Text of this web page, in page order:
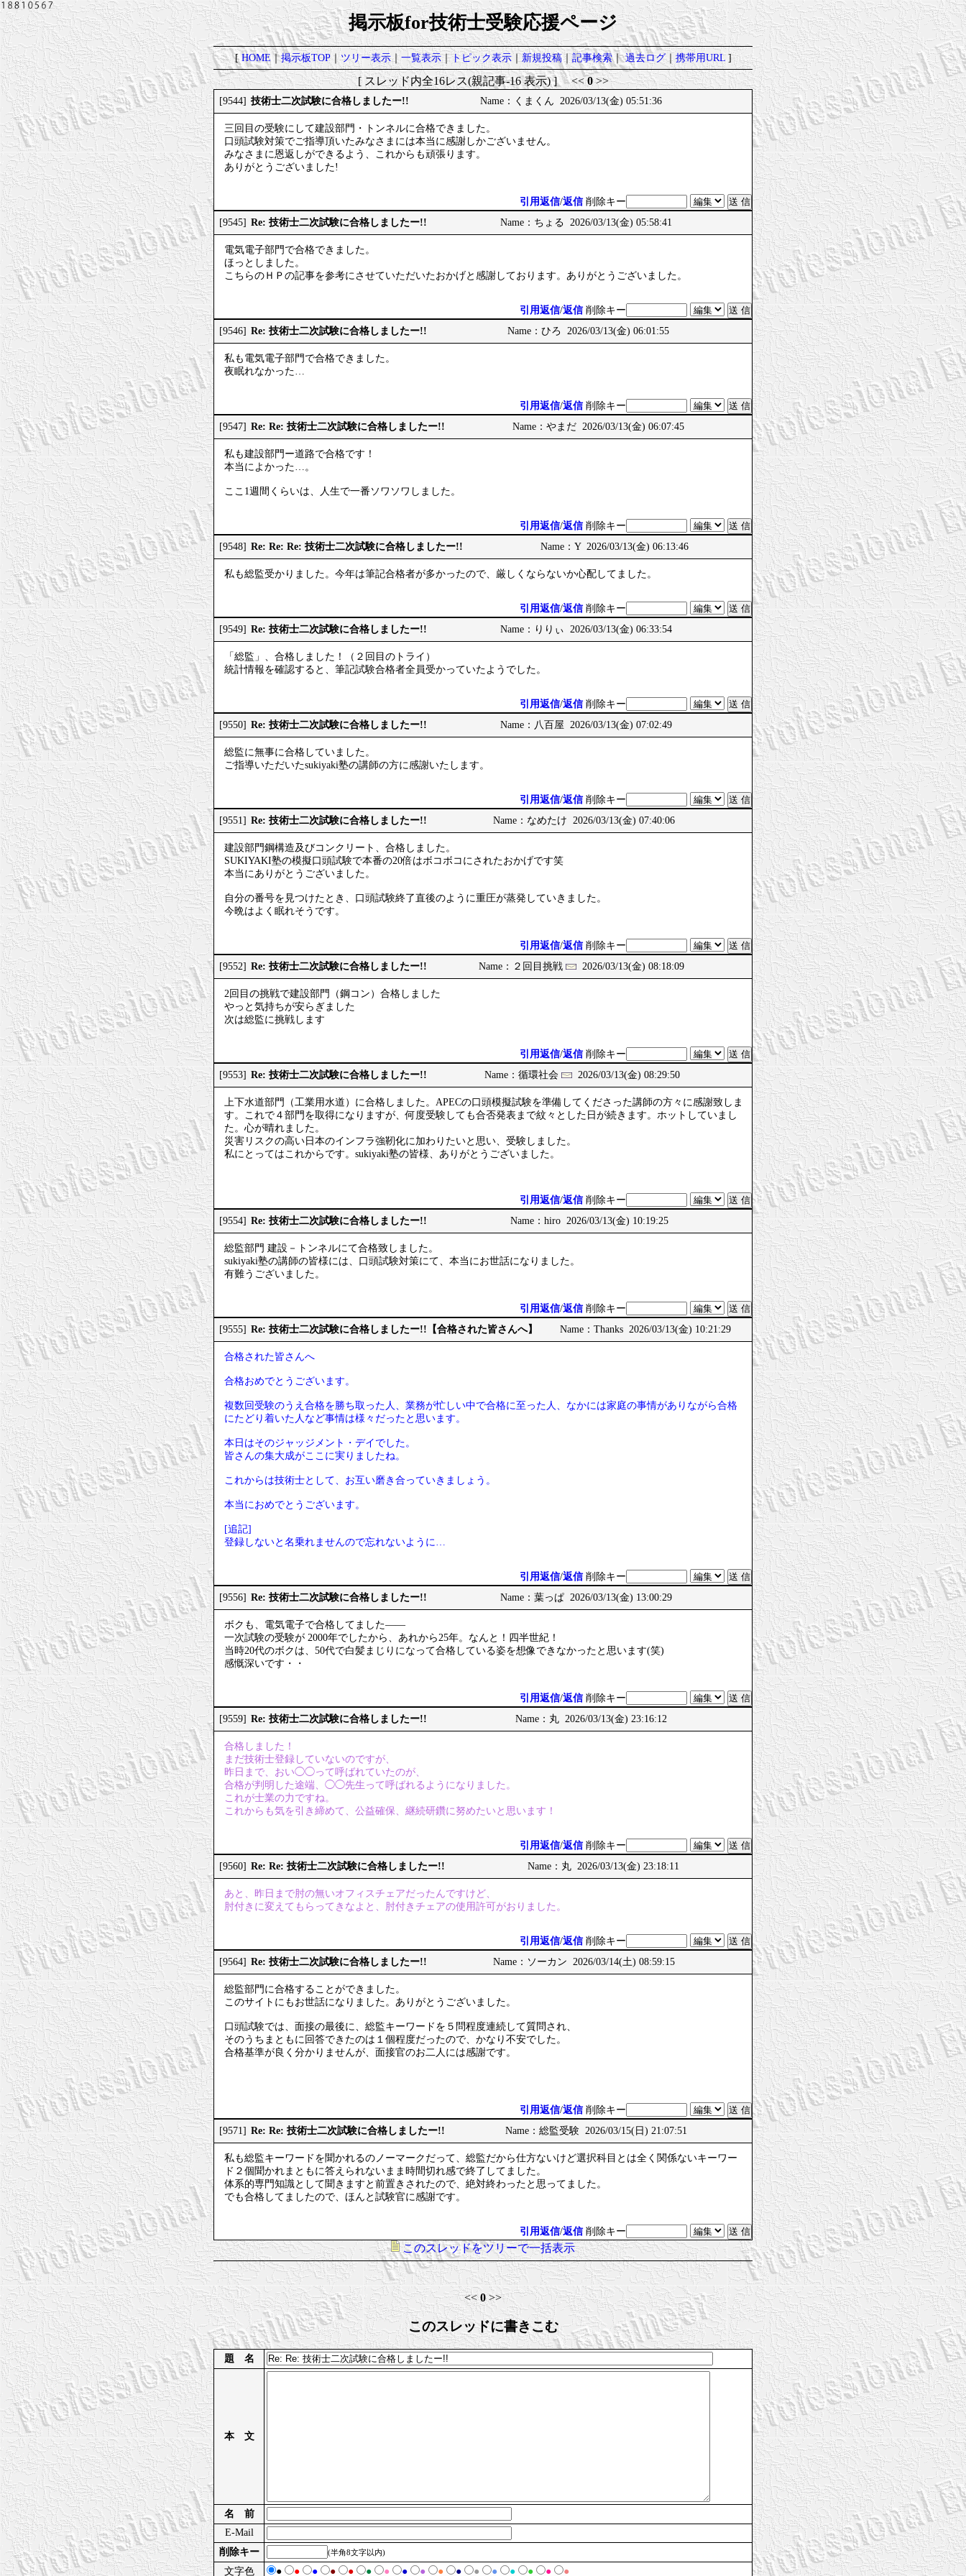
掲示板for技術士受験応援ページ
[HOME｜掲示板TOP｜ツリー表示｜一覧表示｜トピック表示｜新規投稿｜記事検索｜過去ログ｜携帯用URL]
[ スレッド内全16レス(親記事-16 表示) ] <<0>>
[9544] 技術士二次試験に合格しましたー!! Name：くまくん 2026/03/13(金) 05:51:36
三回目の受験にして建設部門・トンネルに合格できました。
口頭試験対策でご指導頂いたみなさまには本当に感謝しかございません。
みなさまに恩返しができるよう、これからも頑張ります。
ありがとうございました!
引用返信/返信 削除キー
[9545] Re: 技術士二次試験に合格しましたー!! Name：ちょる 2026/03/13(金) 05:58:41
電気電子部門で合格できました。
ほっとしました。
こちらのＨＰの記事を参考にさせていただいたおかげと感謝しております。ありがとうございました。
引用返信/返信 削除キー
[9546] Re: 技術士二次試験に合格しましたー!! Name：ひろ 2026/03/13(金) 06:01:55
私も電気電子部門で合格できました。
夜眠れなかった…
引用返信/返信 削除キー
[9547] Re: Re: 技術士二次試験に合格しましたー!! Name：やまだ 2026/03/13(金) 06:07:45
私も建設部門ー道路で合格です！
本当によかった…。
ここ1週間くらいは、人生で一番ソワソワしました。
引用返信/返信 削除キー
[9548] Re: Re: Re: 技術士二次試験に合格しましたー!! Name：Y 2026/03/13(金) 06:13:46
私も総監受かりました。今年は筆記合格者が多かったので、厳しくならないか心配してました。
引用返信/返信 削除キー
[9549] Re: 技術士二次試験に合格しましたー!! Name：りりぃ 2026/03/13(金) 06:33:54
「総監」、合格しました！（２回目のトライ）
統計情報を確認すると、筆記試験合格者全員受かっていたようでした。
引用返信/返信 削除キー
[9550] Re: 技術士二次試験に合格しましたー!! Name：八百屋 2026/03/13(金) 07:02:49
総監に無事に合格していました。
ご指導いただいたsukiyaki塾の講師の方に感謝いたします。
引用返信/返信 削除キー
[9551] Re: 技術士二次試験に合格しましたー!! Name：なめたけ 2026/03/13(金) 07:40:06
建設部門鋼構造及びコンクリート、合格しました。
SUKIYAKI塾の模擬口頭試験で本番の20倍はボコボコにされたおかげです笑
本当にありがとうございました。
自分の番号を見つけたとき、口頭試験終了直後のように重圧が蒸発していきました。
今晩はよく眠れそうです。
引用返信/返信 削除キー
[9552] Re: 技術士二次試験に合格しましたー!! Name：２回目挑戦 2026/03/13(金) 08:18:09
2回目の挑戦で建設部門（鋼コン）合格しました
やっと気持ちが安らぎました
次は総監に挑戦します
引用返信/返信 削除キー
[9553] Re: 技術士二次試験に合格しましたー!! Name：循環社会 2026/03/13(金) 08:29:50
上下水道部門（工業用水道）に合格しました。APECの口頭模擬試験を準備してくださった講師の方々に感謝致しま
す。これで４部門を取得になりますが、何度受験しても合否発表まで紋々とした日が続きます。ホットしていまし
た。心が晴れました。
災害リスクの高い日本のインフラ強靭化に加わりたいと思い、受験しました。
私にとってはこれからです。sukiyaki塾の皆様、ありがとうございました。
引用返信/返信 削除キー
[9554] Re: 技術士二次試験に合格しましたー!! Name：hiro 2026/03/13(金) 10:19:25
総監部門 建設－トンネルにて合格致しました。
sukiyaki塾の講師の皆様には、口頭試験対策にて、本当にお世話になりました。
有難うございました。
引用返信/返信 削除キー
[9555] Re: 技術士二次試験に合格しましたー!!【合格された皆さんへ】 Name：Thanks 2026/03/13(金) 10:21:29
合格された皆さんへ
合格おめでとうございます。
複数回受験のうえ合格を勝ち取った人、業務が忙しい中で合格に至った人、なかには家庭の事情がありながら合格
にたどり着いた人など事情は様々だったと思います。
本日はそのジャッジメント・デイでした。
皆さんの集大成がここに実りましたね。
これからは技術士として、お互い磨き合っていきましょう。
本当におめでとうございます。
[追記]
登録しないと名乗れませんので忘れないように…
引用返信/返信 削除キー
[9556] Re: 技術士二次試験に合格しましたー!! Name：葉っぱ 2026/03/13(金) 13:00:29
ボクも、電気電子で合格してました――
一次試験の受験が 2000年でしたから、あれから25年。なんと！四半世紀！
当時20代のボクは、50代で白髪まじりになって合格している姿を想像できなかったと思います(笑)
感慨深いです・・
引用返信/返信 削除キー
[9559] Re: 技術士二次試験に合格しましたー!! Name：丸 2026/03/13(金) 23:16:12
合格しました！
まだ技術士登録していないのですが、
昨日まで、おい◯◯って呼ばれていたのが、
合格が判明した途端、◯◯先生って呼ばれるようになりました。
これが士業の力ですね。
これからも気を引き締めて、公益確保、継続研鑽に努めたいと思います！
引用返信/返信 削除キー
[9560] Re: Re: 技術士二次試験に合格しましたー!! Name：丸 2026/03/13(金) 23:18:11
あと、昨日まで肘の無いオフィスチェアだったんですけど、
肘付きに変えてもらってきなよと、肘付きチェアの使用許可がおりました。
引用返信/返信 削除キー
[9564] Re: 技術士二次試験に合格しましたー!! Name：ソーカン 2026/03/14(土) 08:59:15
総監部門に合格することができました。
このサイトにもお世話になりました。ありがとうございました。
口頭試験では、面接の最後に、総監キーワードを５問程度連続して質問され、
そのうちまともに回答できたのは１個程度だったので、かなり不安でした。
合格基準が良く分かりませんが、面接官のお二人には感謝です。
引用返信/返信 削除キー
[9571] Re: Re: 技術士二次試験に合格しましたー!! Name：総監受験 2026/03/15(日) 21:07:51
私も総監キーワードを聞かれるのノーマークだって、総監だから仕方ないけど選択科目とは全く関係ないキーワー
ド２個聞かれまともに答えられないまま時間切れ感で終了してました。
体系的専門知識として聞きますと前置きされたので、絶対終わったと思ってました。
でも合格してましたので、ほんと試験官に感謝です。
引用返信/返信 削除キー
このスレッドをツリーで一括表示
<<0>>
このスレッドに書きこむ
題 名
本 文
名 前
E-Mail
削除キー
(半角8文字以内)
文字色 ● ● ● ● ● ● ● ● ● ● ● ● ● ● ● ● ●